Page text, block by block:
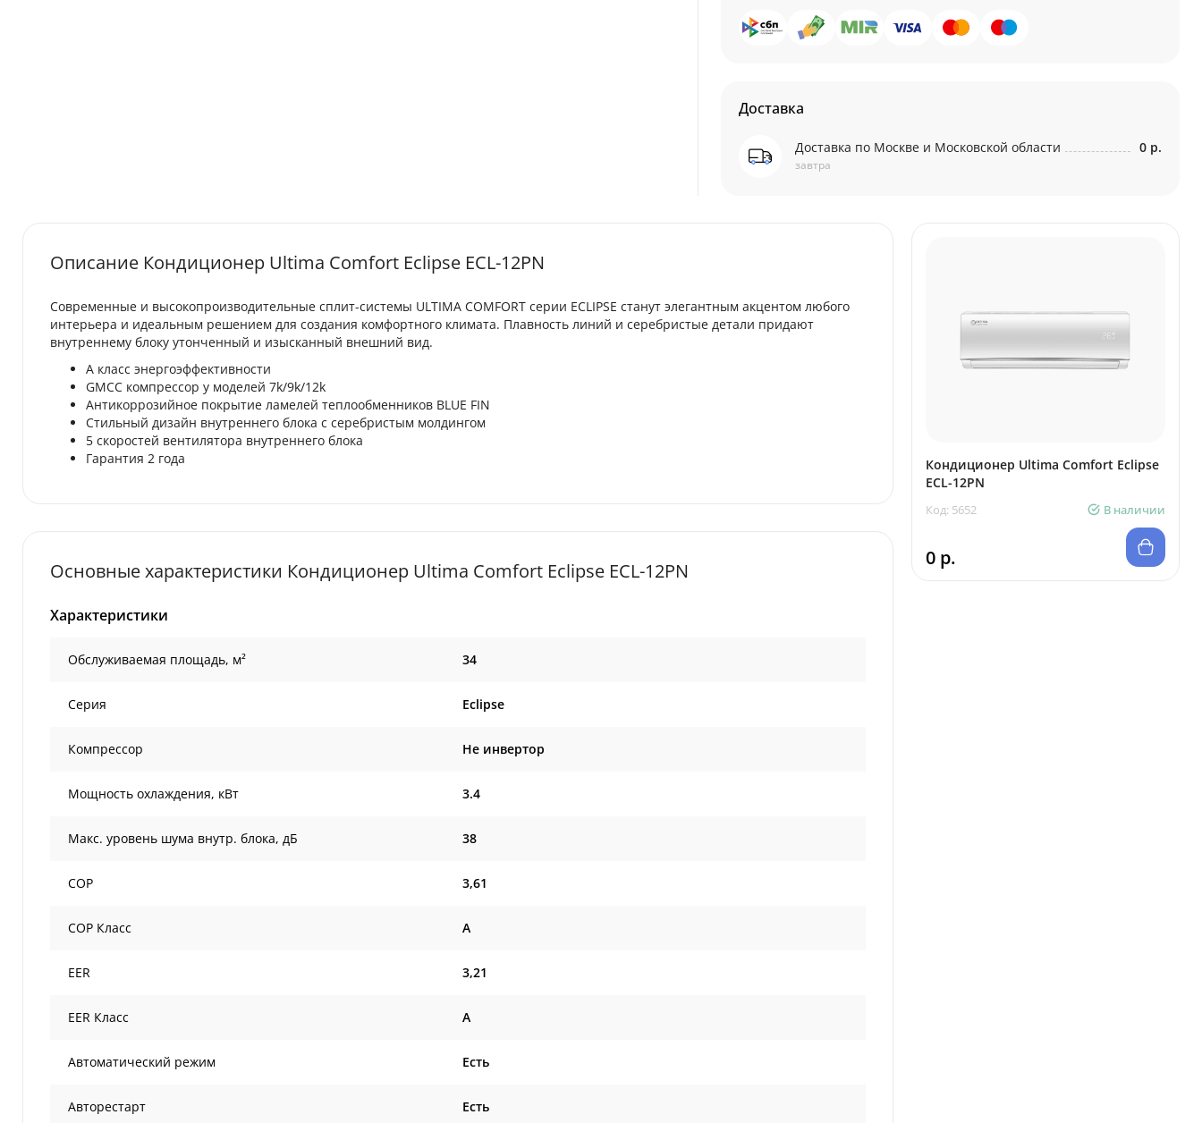
Доставка
Доставка по Москве и Московской области
завтра
0 р.
Описание Кондиционер Ultima Comfort Eclipse ECL-12PN
Современные и высокопроизводительные сплит-системы ULTIMA COMFORT серии ECLIPSE станут элегантным акцентом любого
интерьера и идеальным решением для создания комфортного климата. Плавность линий и серебристые детали придают
внутреннему блоку утонченный и изысканный внешний вид.
А класс энергоэффективности
GMCC компрессор у моделей 7k/9k/12k
Антикоррозийное покрытие ламелей теплообменников BLUE FIN
Стильный дизайн внутреннего блока с серебристым молдингом
5 скоростей вентилятора внутреннего блока
Гарантия 2 года
Основные характеристики Кондиционер Ultima Comfort Eclipse ECL-12PN
Характеристики
Обслуживаемая площадь, м² 34
Серия Eclipse
Компрессор Не инвертор
Мощность охлаждения, кВт 3.4
Макс. уровень шума внутр. блока, дБ 38
COP 3,61
COP Класс A
EER 3,21
EER Класс A
Автоматический режим Есть
Авторестарт Есть
Кондиционер Ultima Comfort Eclipse
ECL-12PN
Код: 5652 В наличии
0 р.